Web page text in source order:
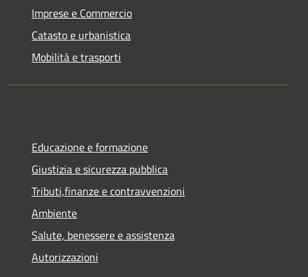
Imprese e Commercio
Catasto e urbanistica
Mobilità e trasporti
Educazione e formazione
Giustizia e sicurezza pubblica
Tributi,finanze e contravvenzioni
Ambiente
Salute, benessere e assistenza
Autorizzazioni